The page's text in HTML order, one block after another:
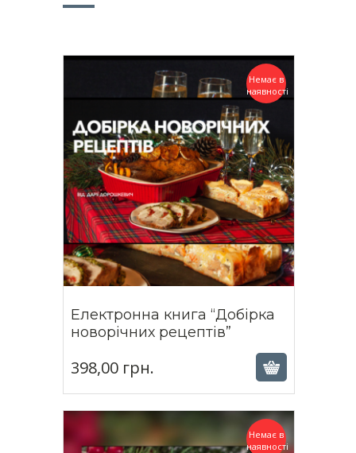
Немає в
наявності
Електронна книга “Добірка
новорічних рецептів”
398,00 грн.
398,00грн.
Немає в
наявності